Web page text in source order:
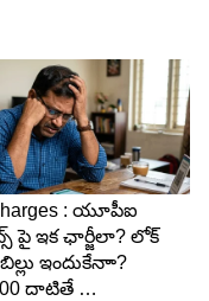
టవల్స్
కానీ,
కలపడం వల్ల
మాత్రమే
డ్రైయర్ బాల్స్‌ను